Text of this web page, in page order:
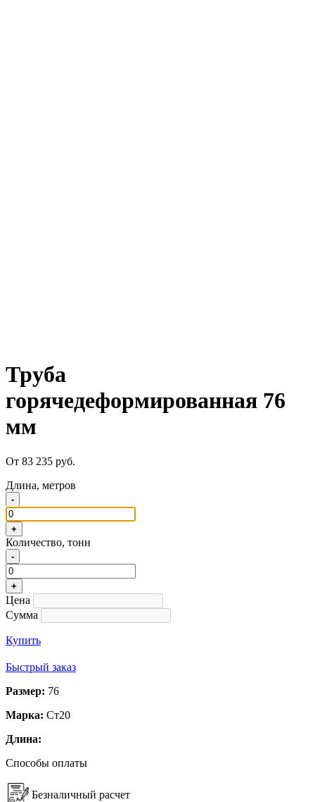
Труба
горячедеформированная 76
мм
От 83 235 руб.
Длина, метров
-
+
Количество, тонн
-
+
Цена
Сумма
Купить
Быстрый заказ
Размер: 76
Марка: Ст20
Длина:
Способы оплаты
Безналичный расчет